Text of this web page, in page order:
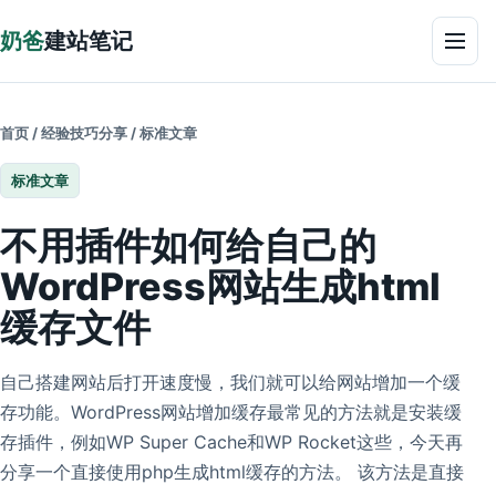
奶爸建站笔记 菜单
首页 /经验技巧分享 /标准文章
标准文章
不用插件如何给自己的
WordPress网站生成html
缓存文件
自己搭建网站后打开速度慢，我们就可以给网站增加一个缓
存功能。WordPress网站增加缓存最常见的方法就是安装缓
存插件，例如WP Super Cache和WP Rocket这些，今天再
分享一个直接使用php生成html缓存的方法。 该方法是直接